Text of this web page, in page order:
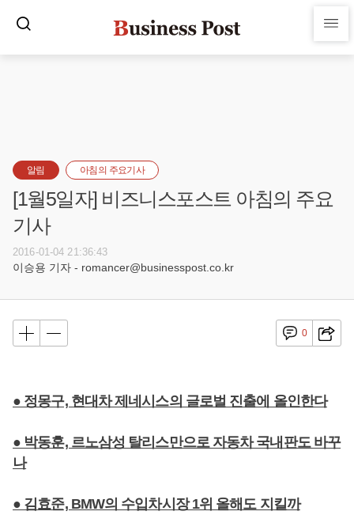
알림 아침의 주요기사
[1월5일자] 비즈니스포스트 아침의 주요
기사
2016-01-04 21:36:43
이승용 기자 - romancer@businesspost.co.kr
0
● 정몽구, 현대차 제네시스의 글로벌 진출에 올인한다
● 박동훈, 르노삼성 탈리스만으로 자동차 국내판도 바꾸
나
● 김효준, BMW의 수입차시장 1위 올해도 지킬까